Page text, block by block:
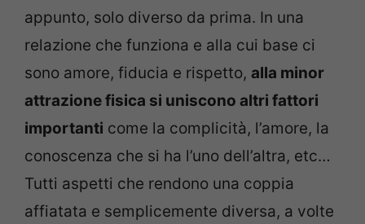
appunto, solo diverso da prima. In una
relazione che funziona e alla cui base ci
sono amore, fiducia e rispetto, alla minor
attrazione fisica si uniscono altri fattori
importanti come la complicità, l’amore, la
conoscenza che si ha l’uno dell’altra, etc…
Tutti aspetti che rendono una coppia
affiatata e semplicemente diversa, a volte